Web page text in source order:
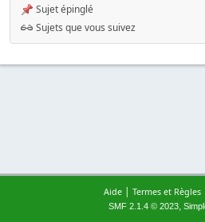
Sujet épinglé
Sujets que vous suivez
Aide| Termes et Règles
SMF 2.1.4 © 2023,